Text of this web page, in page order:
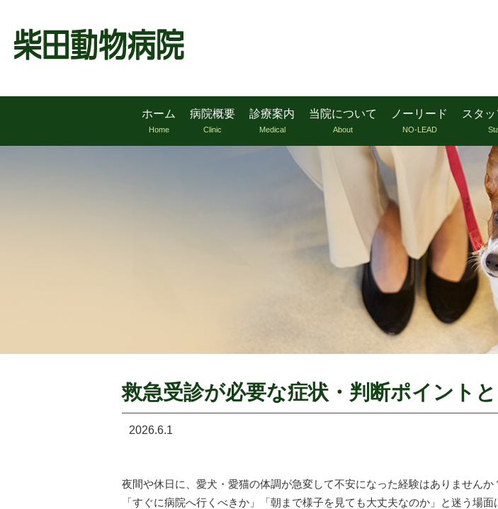
ホーム
Home
病院概要
Clinic
診療案内
Medical
当院について
About
ノーリード
NO-LEAD
スタ
救急受診が必要な症状・判断ポイント
2026.6.1
夜間や休日に、愛犬・愛猫の体調が急変して不安になった経験はありませんか
「すぐに病院へ行くべきか」「朝まで様子を見ても大丈夫なのか」と迷う場面